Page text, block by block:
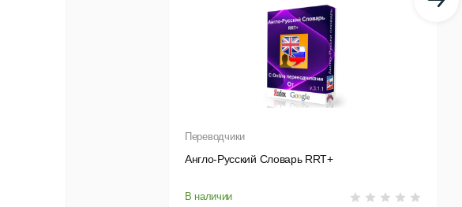
Переводчики
Англо-Русский Словарь RRT+
В наличии